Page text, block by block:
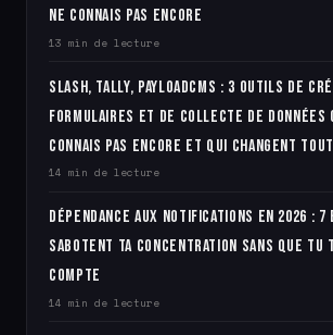
ne connais pas encore
13 min de lecture
Slash, Tally, PayloadCMS : 3 outils de
formulaires et de collecte de données
connais pas encore et qui changent tout
14 min de lecture
Dépendance aux notifications en 2026 :
sabotent ta concentration sans que tu
compte
14 min de lecture